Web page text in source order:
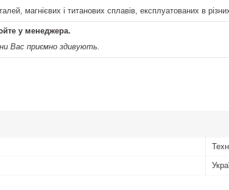
магнієвих і титанових сплавів, експлуатованих в
у менеджера.
Вас приємно здивують.